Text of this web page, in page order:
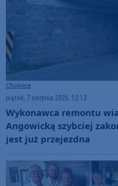
Chojnice
piątek, 7 sierpnia 2026, 12:13
Wykonawca remontu
Angowicką szybciej
jest już przejezdna